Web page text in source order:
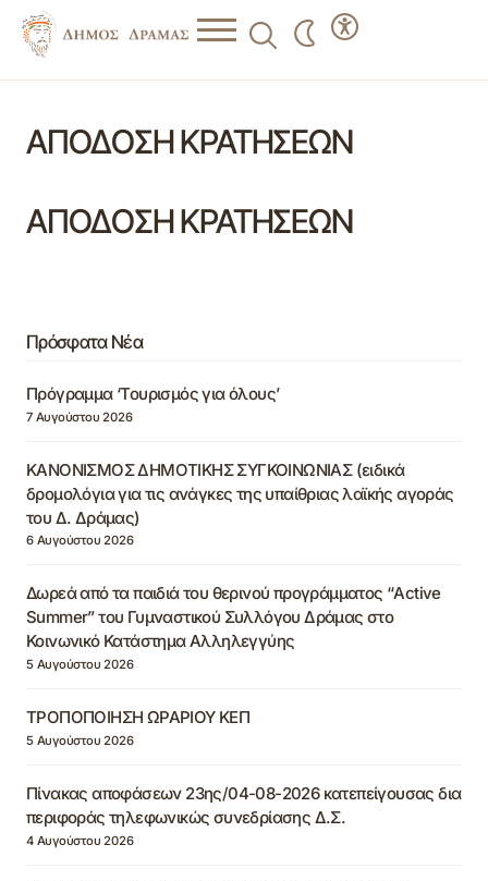
ΑΠΟΔΟΣΗ ΚΡΑΤΗΣΕΩΝ
ΑΠΟΔΟΣΗ ΚΡΑΤΗΣΕΩΝ
Πρόσφατα Νέα
Πρόγραμμα ‘Τουρισμός για όλους’
7 Αυγούστου 2026
ΚΑΝΟΝΙΣΜΟΣ ΔΗΜΟΤΙΚΗΣ ΣΥΓΚΟΙΝΩΝΙΑΣ (ειδικά
δρομολόγια για τις ανάγκες της υπαίθριας λαϊκής αγοράς
του Δ. Δράμας)
6 Αυγούστου 2026
Δωρεά από τα παιδιά του θερινού προγράμματος “Active
Summer” του Γυμναστικού Συλλόγου Δράμας στο
Κοινωνικό Κατάστημα Αλληλεγγύης
5 Αυγούστου 2026
ΤΡΟΠΟΠΟΙΗΣΗ ΩΡΑΡΙΟΥ ΚΕΠ
5 Αυγούστου 2026
Πίνακας αποφάσεων 23ης/04-08-2026 κατεπείγουσας δια
περιφοράς τηλεφωνικώς συνεδρίασης Δ.Σ.
4 Αυγούστου 2026